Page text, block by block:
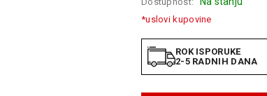
*uslovi kupovine
ROK ISPORUKE
2-5 RADNIH DANA